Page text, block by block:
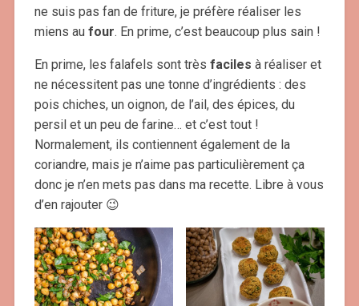
ne suis pas fan de friture, je préfère réaliser les
miens au four. En prime, c’est beaucoup plus sain !
En prime, les falafels sont très faciles à réaliser et
ne nécessitent pas une tonne d’ingrédients : des
pois chiches, un oignon, de l’ail, des épices, du
persil et un peu de farine… et c’est tout !
Normalement, ils contiennent également de la
coriandre, mais je n’aime pas particulièrement ça
donc je n’en mets pas dans ma recette. Libre à vous
d’en rajouter 😉